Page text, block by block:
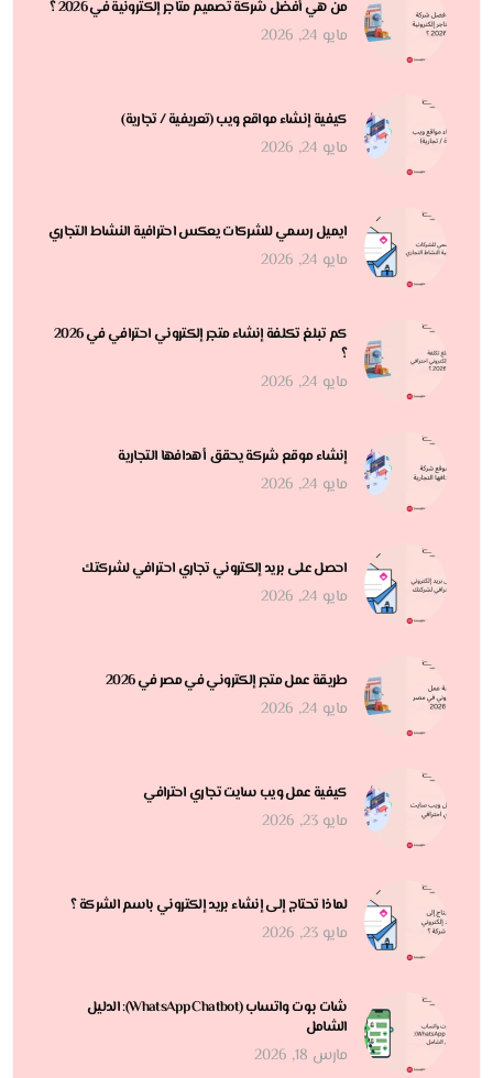
من هي أفضل شركة تصميم متاجر إلكترونية في 2026 ؟
مايو 24, 2026
كيفية إنشاء مواقع ويب (تعريفية / تجارية)
مايو 24, 2026
ايميل رسمي للشركات يعكس احترافية النشاط التجاري
مايو 24, 2026
كم تبلغ تكلفة إنشاء متجر إلكتروني احترافي في 2026
؟
مايو 24, 2026
إنشاء موقع شركة يحقق أهدافها التجارية
مايو 24, 2026
احصل على بريد إلكتروني تجاري احترافي لشركتك
مايو 24, 2026
طريقة عمل متجر إلكتروني في مصر في 2026
مايو 24, 2026
كيفية عمل ويب سايت تجاري احترافي
مايو 23, 2026
لماذا تحتاج إلى إنشاء بريد إلكتروني باسم الشركة ؟
مايو 23, 2026
شات بوت واتساب (WhatsApp Chatbot): الدليل
الشامل
مارس 18, 2026